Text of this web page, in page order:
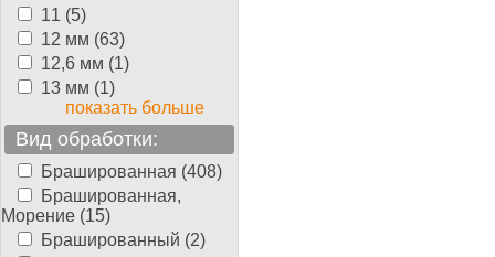
11 (5)
12 мм (63)
12,6 мм (1)
13 мм (1)
показать больше
Вид обработки:
Брашированная (408)
Брашированная,
Морение (15)
Брашированный (2)